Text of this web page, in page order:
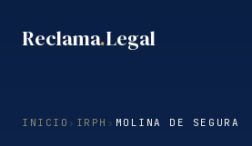
Reclama.Legal
INICIO › IRPH › MOLINA DE SEGURA